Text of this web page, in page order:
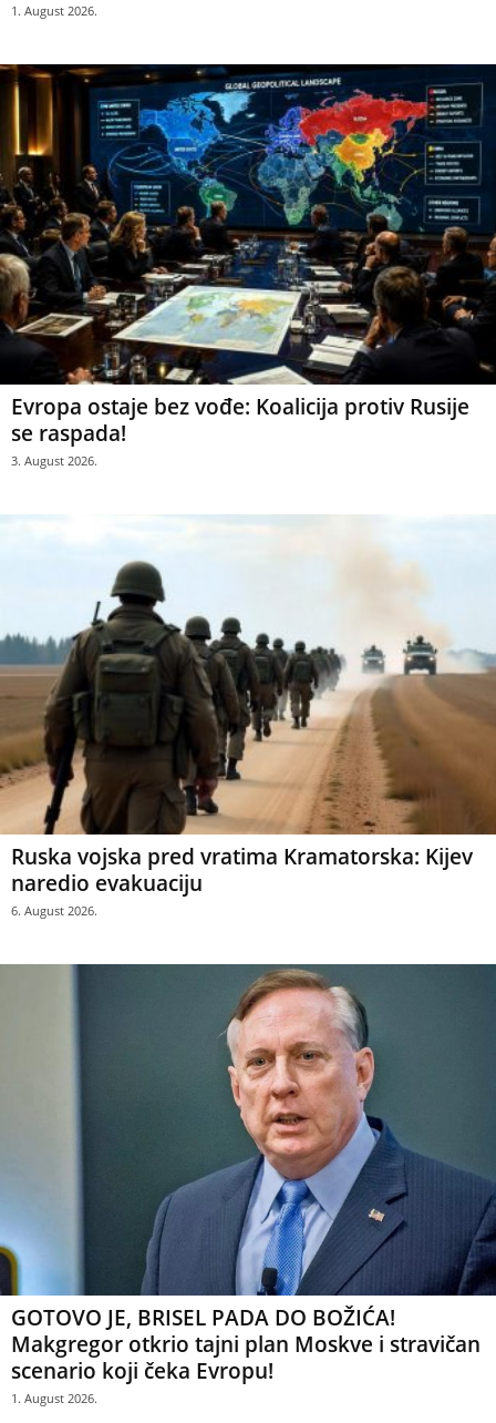
1. August 2026.
Evropa ostaje bez vođe: Koalicija protiv Rusije
se raspada!
3. August 2026.
Ruska vojska pred vratima Kramatorska: Kijev
naredio evakuaciju
6. August 2026.
GOTOVO JE, BRISEL PADA DO BOŽIĆA!
Makgregor otkrio tajni plan Moskve i stravičan
scenario koji čeka Evropu!
1. August 2026.